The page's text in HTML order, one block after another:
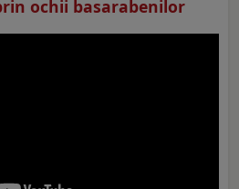
ochii basarabenilor